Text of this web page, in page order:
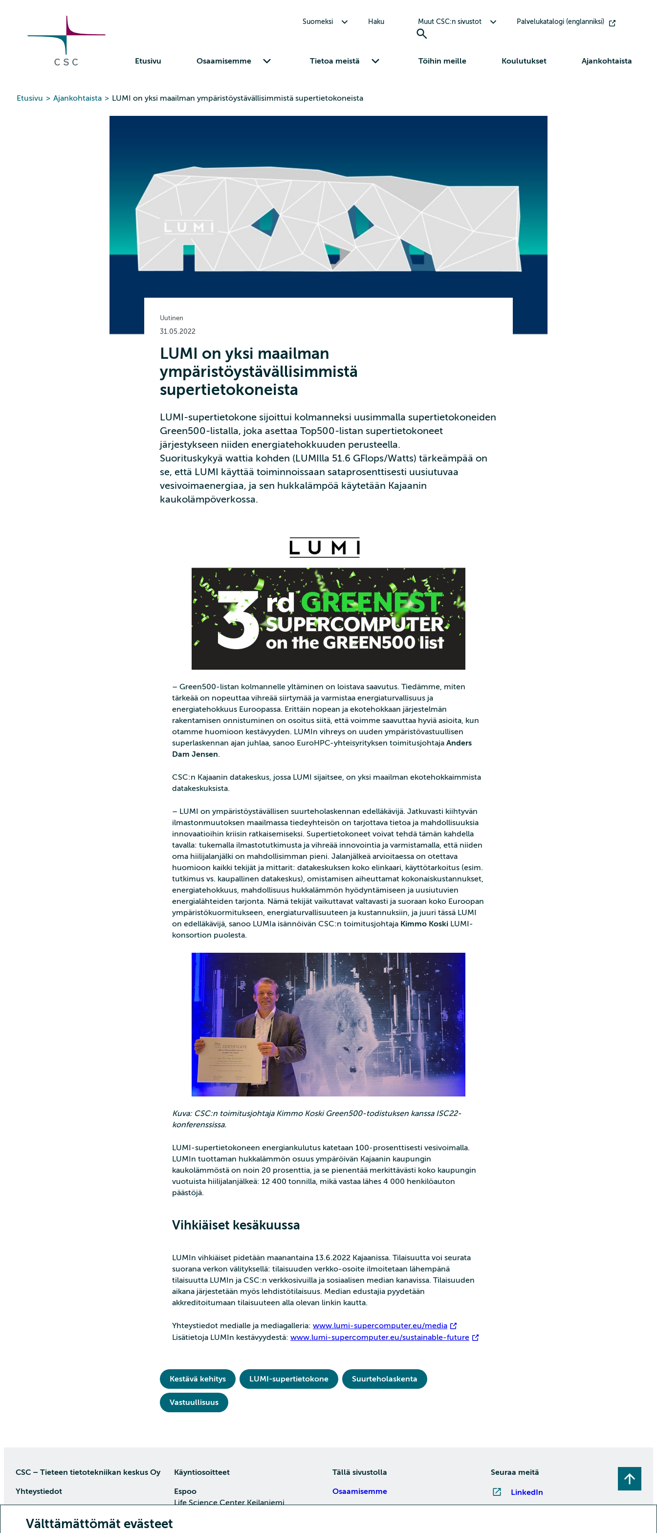
Välttämättömät evästeet
Suomeksi Haku Muut CSC:n sivustot Palvelukatalogi (englanniksi)
Etusivu Osaamisemme Tietoa meistä Töihin meille Koulutukset Ajankohtaista
Etusivu > Ajankohtaista > LUMI on yksi maailman ympäristöystävällisimmistä supertietokoneista
Uutinen
31.05.2022
LUMI on yksi maailman
ympäristöystävällisimmistä
supertietokoneista
LUMI-supertietokone sijoittui kolmanneksi uusimmalla supertietokoneiden
Green500-listalla, joka asettaa Top500-listan supertietokoneet
järjestykseen niiden energiatehokkuuden perusteella.
Suorituskykyä wattia kohden (LUMIlla 51.6 GFlops/Watts) tärkeämpää on
se, että LUMI käyttää toiminnoissaan sataprosenttisesti uusiutuvaa
vesivoimaenergiaa, ja sen hukkalämpöä käytetään Kajaanin
kaukolämpöverkossa.
– Green500-listan kolmannelle yltäminen on loistava saavutus. Tiedämme, miten
tärkeää on nopeuttaa vihreää siirtymää ja varmistaa energiaturvallisuus ja
energiatehokkuus Euroopassa. Erittäin nopean ja ekotehokkaan järjestelmän
rakentamisen onnistuminen on osoitus siitä, että voimme saavuttaa hyviä asioita, kun
otamme huomioon kestävyyden. LUMIn vihreys on uuden ympäristövastuullisen
superlaskennan ajan juhlaa, sanoo EuroHPC-yhteisyrityksen toimitusjohtaja Anders
Dam Jensen.
CSC:n Kajaanin datakeskus, jossa LUMI sijaitsee, on yksi maailman ekotehokkaimmista
datakeskuksista.
– LUMI on ympäristöystävällisen suurteholaskennan edelläkävijä. Jatkuvasti kiihtyvän
ilmastonmuutoksen maailmassa tiedeyhteisön on tarjottava tietoa ja mahdollisuuksia
innovaatioihin kriisin ratkaisemiseksi. Supertietokoneet voivat tehdä tämän kahdella
tavalla: tukemalla ilmastotutkimusta ja vihreää innovointia ja varmistamalla, että niiden
oma hiilijalanjälki on mahdollisimman pieni. Jalanjälkeä arvioitaessa on otettava
huomioon kaikki tekijät ja mittarit: datakeskuksen koko elinkaari, käyttötarkoitus (esim.
tutkimus vs. kaupallinen datakeskus), omistamisen aiheuttamat kokonaiskustannukset,
energiatehokkuus, mahdollisuus hukkalämmön hyödyntämiseen ja uusiutuvien
energialähteiden tarjonta. Nämä tekijät vaikuttavat valtavasti ja suoraan koko Euroopan
ympäristökuormitukseen, energiaturvallisuuteen ja kustannuksiin, ja juuri tässä LUMI
on edelläkävijä, sanoo LUMIa isännöivän CSC:n toimitusjohtaja Kimmo Koski LUMI-
konsortion puolesta.
Kuva: CSC:n toimitusjohtaja Kimmo Koski Green500-todistuksen kanssa ISC22-
konferenssissa.
LUMI-supertietokoneen energiankulutus katetaan 100-prosenttisesti vesivoimalla.
LUMIn tuottaman hukkalämmön osuus ympäröivän Kajaanin kaupungin
kaukolämmöstä on noin 20 prosenttia, ja se pienentää merkittävästi koko kaupungin
vuotuista hiilijalanjälkeä: 12 400 tonnilla, mikä vastaa lähes 4 000 henkilöauton
päästöjä.
Vihkiäiset kesäkuussa
LUMIn vihkiäiset pidetään maanantaina 13.6.2022 Kajaanissa. Tilaisuutta voi seurata
suorana verkon välityksellä: tilaisuuden verkko-osoite ilmoitetaan lähempänä
tilaisuutta LUMIn ja CSC:n verkkosivuilla ja sosiaalisen median kanavissa. Tilaisuuden
aikana järjestetään myös lehdistötilaisuus. Median edustajia pyydetään
akkreditoitumaan tilaisuuteen alla olevan linkin kautta.
Yhteystiedot medialle ja mediagalleria: www.lumi-supercomputer.eu/media
Lisätietoja LUMIn kestävyydestä: www.lumi-supercomputer.eu/sustainable-future
Kestävä kehitys LUMI-supertietokone Suurteholaskenta
Vastuullisuus
CSC – Tieteen tietotekniikan keskus Oy
Yhteystiedot
puh. (09) 457 2001 (vaihde)
Käyntiosoitteet
Espoo
Life Science Center Keilaniemi,
Tällä sivustolla
Osaamisemme
Seuraa meitä
LinkedIn